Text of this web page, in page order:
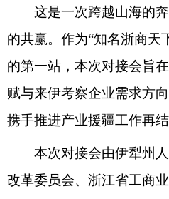
这是一次跨越山海的奔
的共赢。作为“知名浙商天
的第一站，本次对接会旨
赋与来伊考察企业需求方
携手推进产业援疆工作再结
本次对接会由伊犁州人
改革委员会、浙江省工商